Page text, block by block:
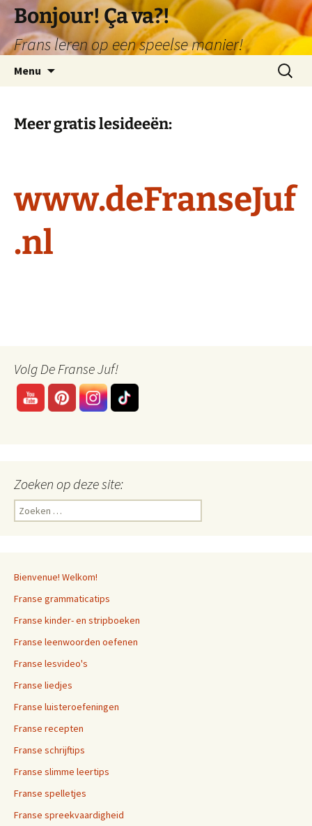
naar
de
inhoud
Bonjour! Ça va?!
Frans leren op een speelse manier!
Menu
Zoeken
naar:
Meer gratis lesideeën:
www.deFranseJuf
.nl
Volg De Franse Juf!
Zoeken op deze site:
Zoeken
naar:
Bienvenue! Welkom!
Franse grammaticatips
Franse kinder- en stripboeken
Franse leenwoorden oefenen
Franse lesvideo's
Franse liedjes
Franse luisteroefeningen
Franse recepten
Franse schrijftips
Franse slimme leertips
Franse spelletjes
Franse spreekvaardigheid